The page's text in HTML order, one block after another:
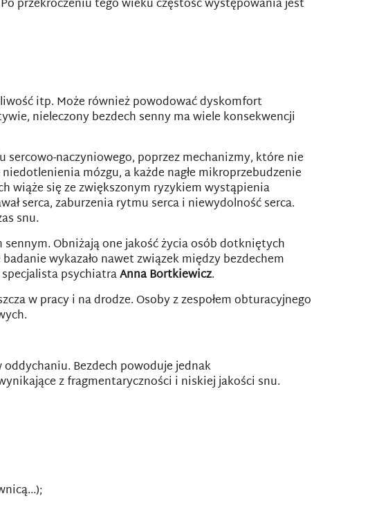
przekroczeniu tego wieku częstość występowania jest
itp. Może również powodować dyskomfort
nieleczony bezdech senny ma wiele konsekwencji
naczyniowego, poprzez mechanizmy, które nie
mózgu, a każde nagłe mikroprzebudzenie
wiąże się ze zwiększonym ryzykiem wystąpienia
serca, zaburzenia rytmu serca i niewydolność serca.
snu.
sennym. Obniżają one jakość życia osób dotkniętych
wykazało nawet związek między bezdechem
psychiatraAnna Bortkiewicz.
w pracy i na drodze. Osoby z zespołem obturacyjnego
Bezdech powoduje jednak
z fragmentaryczności i niskiej jakości snu.